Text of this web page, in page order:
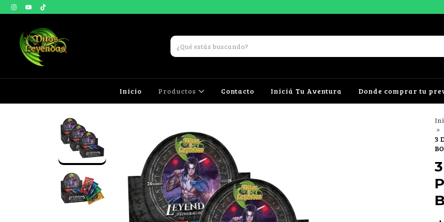
Inicio Productos Contacto Iniciá Tu Aventura Donde comprar tu
>
3